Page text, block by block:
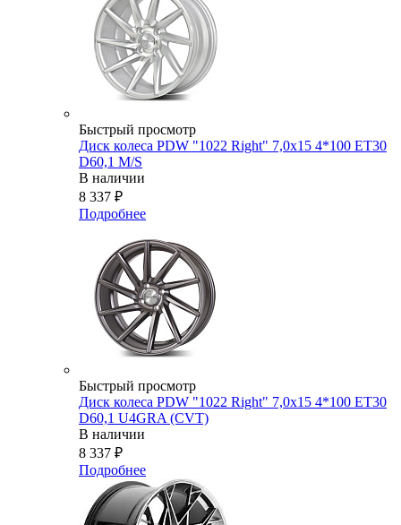
Быстрый просмотр
Диск колеса PDW "1022 Right" 7,0x15 4*100 ET30
D60,1 M/S
В наличии
8 337 ₽
Подробнее
Быстрый просмотр
Диск колеса PDW "1022 Right" 7,0x15 4*100 ET30
D60,1 U4GRA (CVT)
В наличии
8 337 ₽
Подробнее